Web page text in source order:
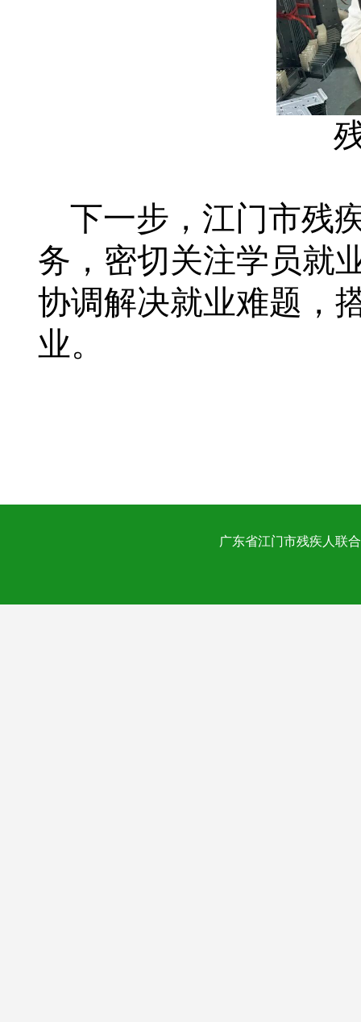
下一步，江门市残
务，密切关注学员就
协调解决就业难题，
业。
广东省江门市残疾人联